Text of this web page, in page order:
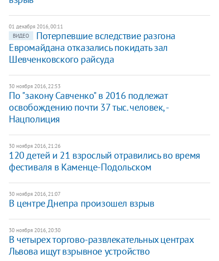
01 декабря 2016, 00:11
ВИДЕО
Потерпевшие вследствие разгона
Евромайдана отказались покидать зал
Шевченковского райсуда
30 ноября 2016, 22:53
По "закону Савченко" в 2016 подлежат
освобождению почти 37 тыс. человек, -
Нацполиция
30 ноября 2016, 21:26
120 детей и 21 взрослый отравились во время
фестиваля в Каменце-Подольском
30 ноября 2016, 21:07
В центре Днепра произошел взрыв
30 ноября 2016, 20:30
В четырех торгово-развлекательных центрах
Львова ищут взрывное устройство